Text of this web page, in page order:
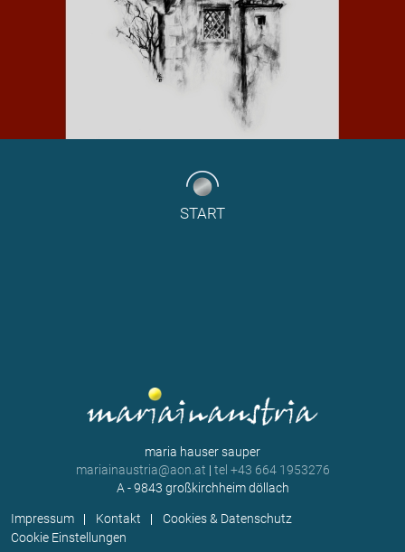
START
maria hauser sauper
mariainaustria@aon.at | tel +43 664 1953276
A - 9843 großkirchheim döllach
Impressum Kontakt
Cookies & Datenschutz
Cookie Einstellungen